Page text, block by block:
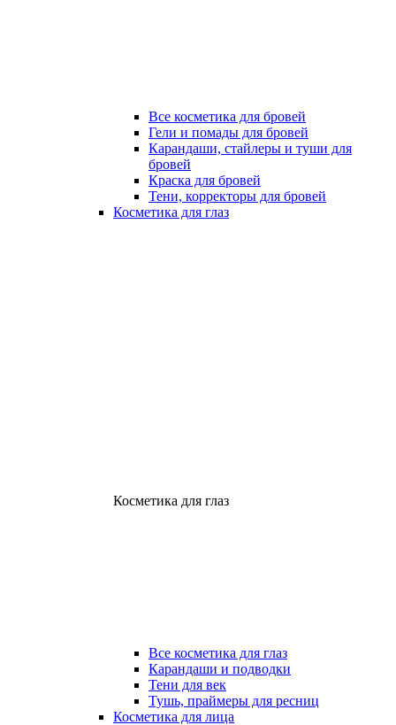
Все косметика для бровей
Гели и помады для бровей
Карандаши, стайлеры и туши для
бровей
Краска для бровей
Тени, корректоры для бровей
Косметика для глаз
Косметика для глаз
Все косметика для глаз
Карандаши и подводки
Тени для век
Тушь, праймеры для ресниц
Косметика для лица